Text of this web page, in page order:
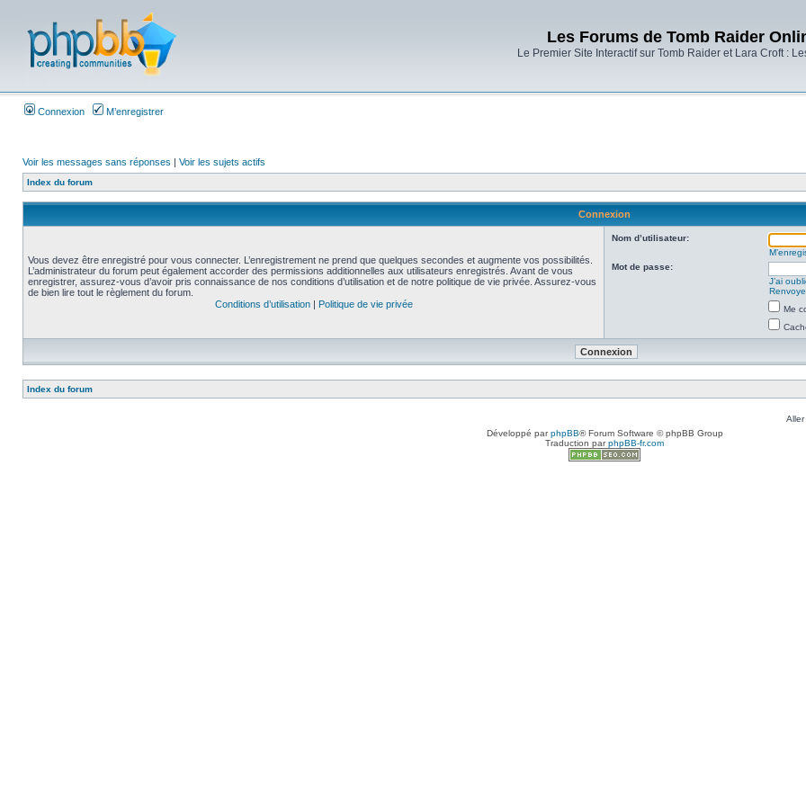
Les Forums de Tomb Raider
Le Premier Site Interactif sur Tomb Raider et Lara Croft :
Connexion M’enregistrer
Voir les messages sans réponses | Voir les sujets actifs
Index du forum
Connexion
Vous devez être enregistré pour vous connecter. L’enregistrement ne prend que quelques secondes et augmente vos possibilités.
L’administrateur du forum peut également accorder des permissions additionnelles aux utilisateurs enregistrés. Avant de vous
enregistrer, assurez-vous d’avoir pris connaissance de nos conditions d’utilisation et de notre politique de vie privée. Assurez-vous
de bien lire tout le règlement du forum.
Conditions d’utilisation| Politique de vie privée
Nom d’utilisateur:
Mot de passe:
J’ai
Me
Index du forum
Développé parphpBB® Forum Software © phpBB Group
Traduction parphpBB-fr.com